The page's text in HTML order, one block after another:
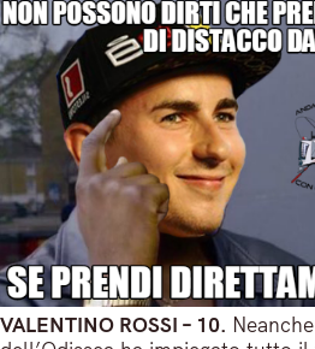
VALENTINO ROSSI – 10.